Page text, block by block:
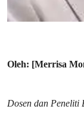
Oleh: [Merrisa
Dosen dan Peneliti